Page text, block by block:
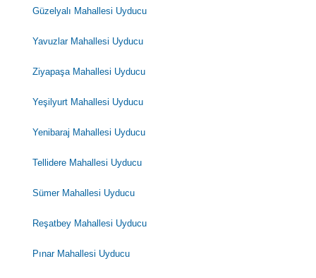
Güzelyalı Mahallesi Uyducu
Yavuzlar Mahallesi Uyducu
Ziyapaşa Mahallesi Uyducu
Yeşilyurt Mahallesi Uyducu
Yenibaraj Mahallesi Uyducu
Tellidere Mahallesi Uyducu
Sümer Mahallesi Uyducu
Reşatbey Mahallesi Uyducu
Pınar Mahallesi Uyducu